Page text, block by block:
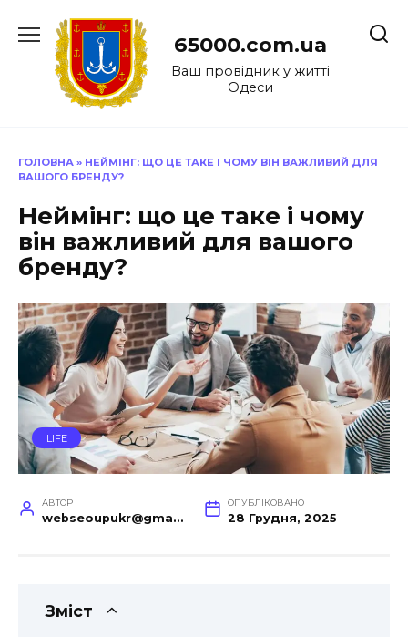
до
65000.com.ua
Ваш провідник у житті
Одеси
ГОЛОВНА » НЕЙМІНГ: ЩО ЦЕ ТАКЕ І ЧОМУ ВІН ВАЖЛИВИЙ ДЛЯ
ВАШОГО БРЕНДУ?
Неймінг: що це таке і чому
він важливий для вашого
бренду?
LIFE
АВТОР
webseoupukr@gmail.com
ОПУБЛІКОВАНО
28 Грудня, 2025
Зміст